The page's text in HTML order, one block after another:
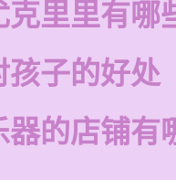
克里里有哪
孩子的好处
器的店铺有